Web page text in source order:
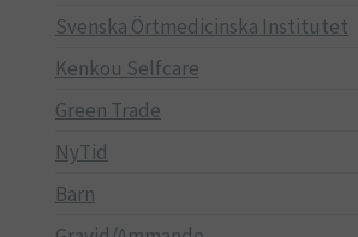
Svenska Örtmedicinska Institutet
Kenkou Selfcare
Green Trade
NyTid
Barn